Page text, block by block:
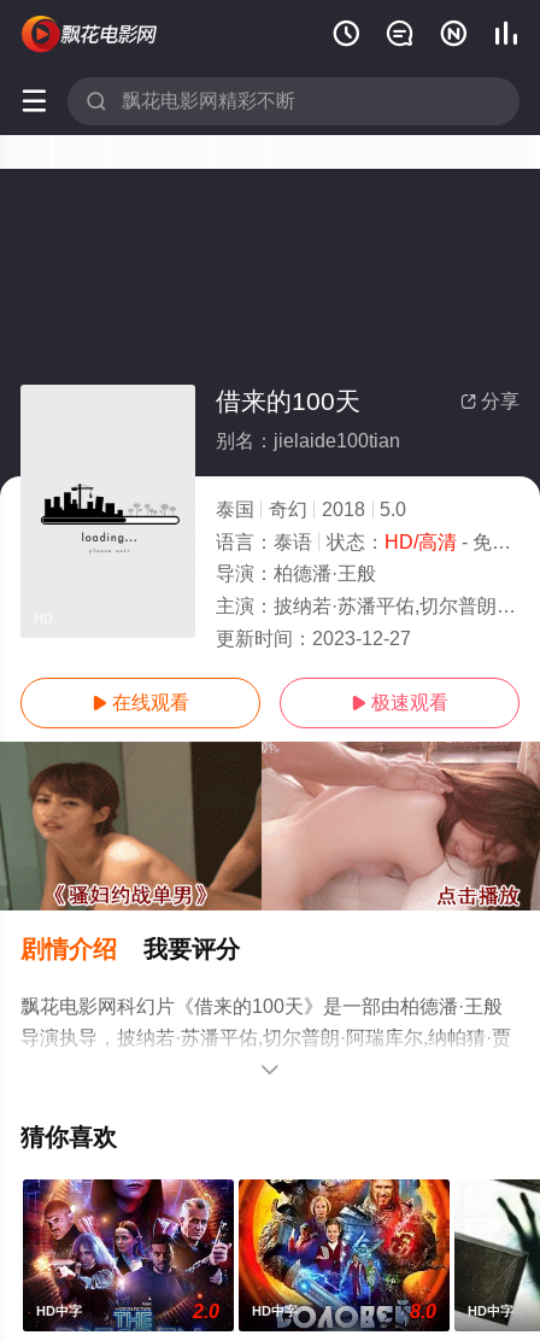
   
 
 分享
借来的100天
别名：jielaide100tian
泰国 奇幻 2018
5.0
语言： 泰语 状态： HD/高清- 免费在线观看
导演： 柏德潘·王般
主演： 披纳若·苏潘平佑,切尔普朗·阿瑞库尔,纳帕猜·贾亚纳马,赖拉·邦雅淑,Suquan,Bulakool,纳塔西特·科蒂
更新时间： 2023-12-27
 在线观看  极速观看
剧情介绍 我要评分
飘花电影网科幻片《借来的100天》是一部由柏德潘·王般
导演执导，披纳若·苏潘平佑,切尔普朗·阿瑞库尔,纳帕猜·贾
亚纳马,赖拉·邦雅淑,Suquan,Bulakool,纳塔西特·科蒂马努
费观看高清未删减完整版电影大全就上飘花影院，更多相

猜你喜欢
HD中字 2.0 HD中字 8.0 HD中字